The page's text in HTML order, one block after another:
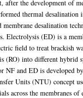
after the development of
thermal desalination
desalination
Electrolysis (ED) is a
field to treat brackish
(RO) into different hybrid
NF and ED is developed
Units (NTU) concept
across the membranes of